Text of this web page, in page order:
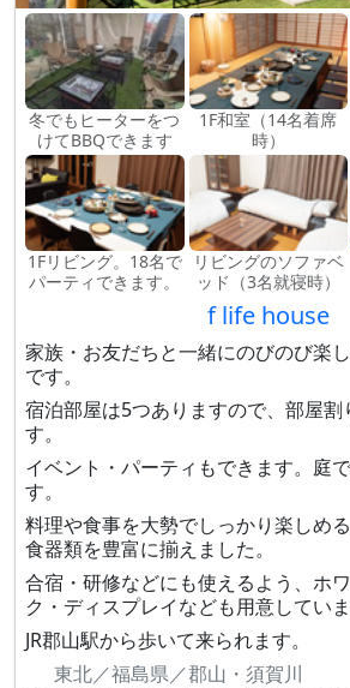
冬でもヒーターをつ
けてBBQできます
1F和室（14名着席
時）
1Fリビング。18名で
パーティできます。
リビングのソファベ
ッド（3名就寝時）
f life house
家族・お友だちと一緒にのびのび楽
です。
宿泊部屋は5つありますので、部屋
す。
イベント・パーティもできます。庭
す。
料理や食事を大勢でしっかり楽しめ
食器類を豊富に揃えました。
合宿・研修などにも使えるよう、ホ
ク・ディスプレイなども用意していま
JR郡山駅から歩いて来られます。
東北／福島県／郡山・須賀川